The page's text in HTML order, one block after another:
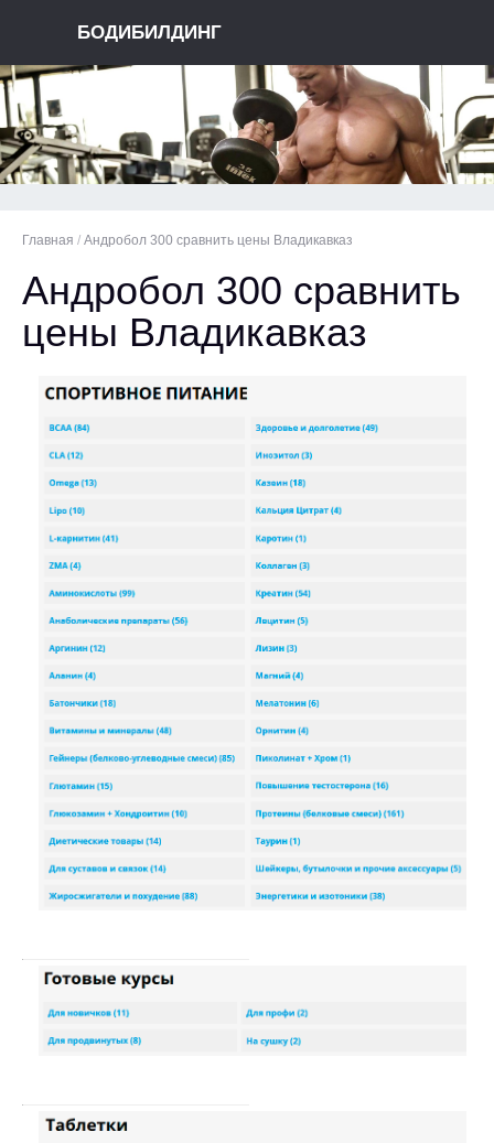
БОДИБИЛДИНГ
Главная / Андробол 300 сравнить цены Владикавказ
Андробол 300 сравнить
цены Владикавказ